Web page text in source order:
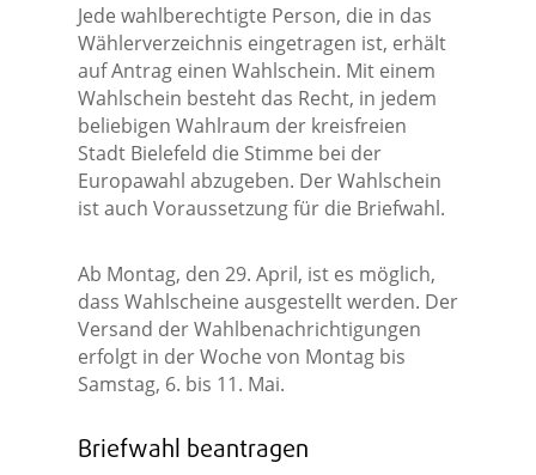
Jede wahlberechtigte Person, die in das
Wählerverzeichnis eingetragen ist, erhält
auf Antrag einen Wahlschein. Mit einem
Wahlschein besteht das Recht, in jedem
beliebigen Wahlraum der kreisfreien
Stadt Bielefeld die Stimme bei der
Europawahl abzugeben. Der Wahlschein
ist auch Voraussetzung für die Briefwahl.
Ab Montag, den 29. April, ist es möglich,
dass Wahlscheine ausgestellt werden. Der
Versand der Wahlbenachrichtigungen
erfolgt in der Woche von Montag bis
Samstag, 6. bis 11. Mai.
Briefwahl beantragen